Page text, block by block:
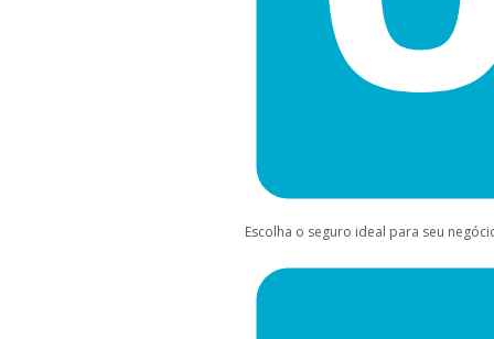
Escolha o seguro ideal para seu